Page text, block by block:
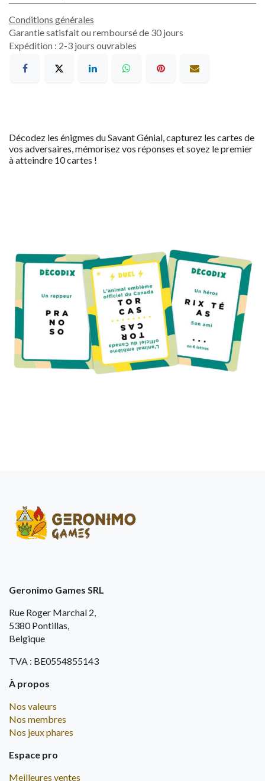
Conditions générales
Garantie satisfait ou remboursé de 30 jours
Expédition : 2-3 jours ouvrables
Décodez les énigmes du Savant Génial, capturez les cartes de
vos adversaires, mémorisez vos réponses et soyez le premier
à atteindre 10 cartes !
Geronimo Games SRL
Rue Roger Marchal 2,
5380 Pontillas,
Belgique
TVA : BE0554855143
À propos
Nos valeurs
Nos membres
Nos jeux phares
Espace pro
Meilleures ventes